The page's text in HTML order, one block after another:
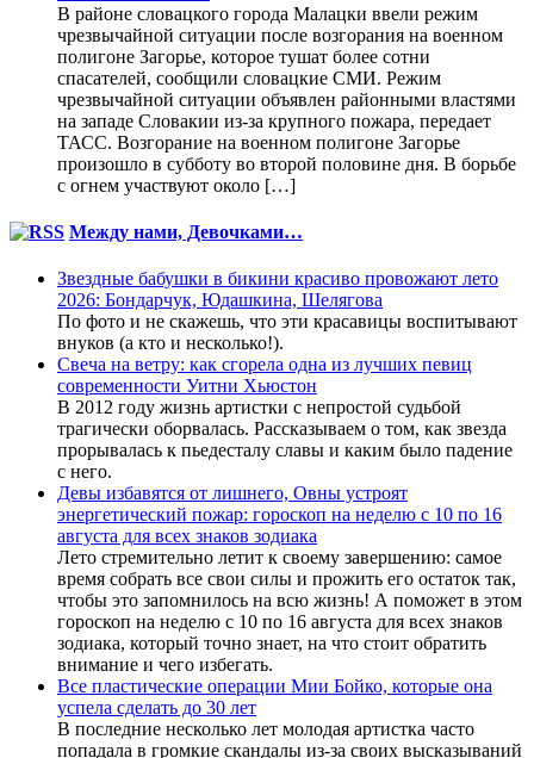
В районе словацкого города Малацки ввели режим
чрезвычайной ситуации после возгорания на военном
полигоне Загорье, которое тушат более сотни
спасателей, сообщили словацкие СМИ. Режим
чрезвычайной ситуации объявлен районными властями
на западе Словакии из-за крупного пожара, передает
ТАСС. Возгорание на военном полигоне Загорье
произошло в субботу во второй половине дня. В борьбе
с огнем участвуют около […]
Между нами, Девочками…
Звездные бабушки в бикини красиво провожают лето
2026: Бондарчук, Юдашкина, Шелягова
По фото и не скажешь, что эти красавицы воспитывают
внуков (а кто и несколько!).
Свеча на ветру: как сгорела одна из лучших певиц
современности Уитни Хьюстон
В 2012 году жизнь артистки с непростой судьбой
трагически оборвалась. Рассказываем о том, как звезда
прорывалась к пьедесталу славы и каким было падение
с него.
Девы избавятся от лишнего, Овны устроят
энергетический пожар: гороскоп на неделю с 10 по 16
августа для всех знаков зодиака
Лето стремительно летит к своему завершению: самое
время собрать все свои силы и прожить его остаток так,
чтобы это запомнилось на всю жизнь! А поможет в этом
гороскоп на неделю с 10 по 16 августа для всех знаков
зодиака, который точно знает, на что стоит обратить
внимание и чего избегать.
Все пластические операции Мии Бойко, которые она
успела сделать до 30 лет
В последние несколько лет молодая артистка часто
попадала в громкие скандалы из-за своих высказываний